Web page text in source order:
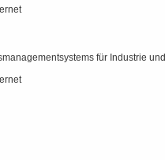
für Industrie und